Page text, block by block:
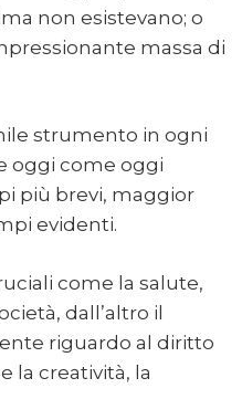
non esistevano; o
massa di
strumento in ogni
oggi come oggi
più brevi, maggior
evidenti.
come la salute,
dall’altro il
riguardo al diritto
la creatività, la